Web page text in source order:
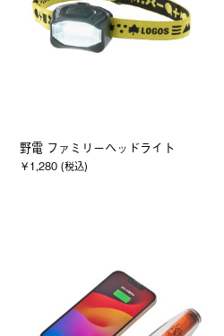
野電 ファミリーヘッドライト
￥1,280 (税込)